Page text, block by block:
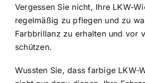
Vergessen Sie nicht, Ihre LKW-
regelmäßig zu pflegen und zu
Farbbrillanz zu erhalten und vor
schützen.
Wussten Sie, dass farbige LKW-